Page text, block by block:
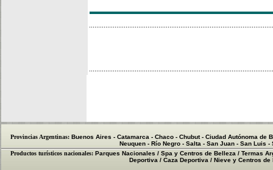
Provincias Argentinas: Buenos Aires - Catamarca - Chaco - Chubut- Ciudad Autónoma de
Neuquen - Río Negro - Salta - San Juan - San Luis -
Productos turísticos nacionales: Parques Nacionales / Spa y Centros de Belleza / Termas
Deportiva / Caza Deportiva / Nieve y Centros de